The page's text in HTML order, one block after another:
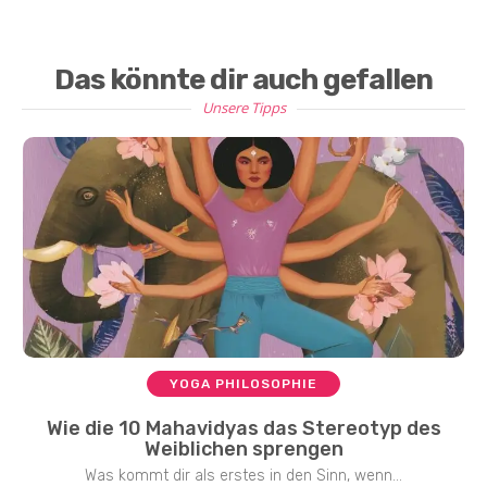
Das könnte dir auch gefallen
Unsere Tipps
YOGA PHILOSOPHIE
Wie die 10 Mahavidyas das Stereotyp des
Weiblichen sprengen
Was kommt dir als erstes in den Sinn, wenn...